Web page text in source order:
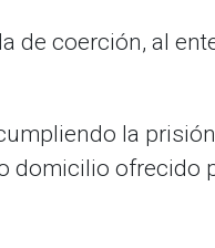
de coerción, al
la
domicilio ofrecido